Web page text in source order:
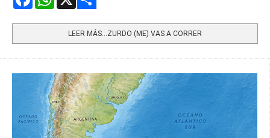
LEER MÁS…ZURDO (ME) VAS A CORRER